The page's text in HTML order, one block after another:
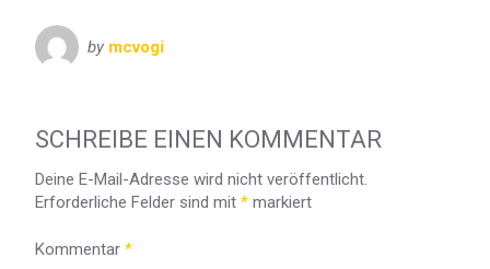
by mcvogi
SCHREIBE EINEN KOMMENTAR
Deine E-Mail-Adresse wird nicht veröffentlicht.
Erforderliche Felder sind mit * markiert
Kommentar *